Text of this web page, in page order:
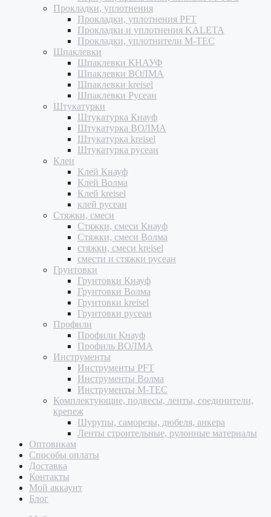
Прокладки, уплотнения
Прокладки, уплотнения PFT
Прокладки и уплотнения KALETA
Прокладки, уплотнители M-TEC
Шпаклевки
Шпаклевки КНАУФ
Шпаклевки ВОЛМА
Шпаклевки kreisel
Шпаклевки Русеан
Штукатурки
Штукатурка Кнауф
Штукатурка ВОЛМА
Штукатурка kreisel
Штукатурка русеан
Клеи
Клей Кнауф
Клей Волма
Клей kreisel
клей русеан
Стяжки, смеси
Стяжки, смеси Кнауф
Стяжки, смеси Волма
стяжки, смеси kreisel
смести и стяжки русеан
Грунтовки
Грунтовки Кнауф
Грунтовки Волма
Грунтовки kreisel
Грунтовки русеан
Профили
Профили Кнауф
Профиль ВОЛМА
Инструменты
Инструменты PFT
Инструменты Волма
Инструменты M-TEC
Комплектующие, подвесы, ленты, соединители,
крепеж
Шурупы, саморезы, дюбеля, анкера
Ленты строительные, рулонные материалы
Оптовикам
Способы оплаты
Доставка
Контакты
Мой аккаунт
Блог